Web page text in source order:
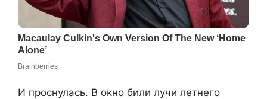
И проснулась. В окно били лучи летнего